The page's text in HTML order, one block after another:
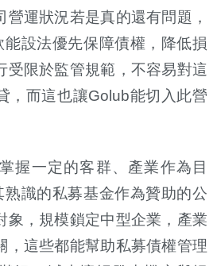
營運狀況若是真的還有問題，
設法優先保障債權，降低損
受限於監管規範，不容易對這
，而這也讓Golub能切入此營
握一定的客群、產業作為目
識的私募基金作為贊助的公
象，規模鎖定中型企業，產業
，這些都能幫助私募債權管理